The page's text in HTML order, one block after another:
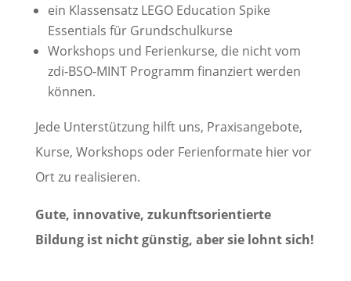
ein Klassensatz LEGO Education Spike
Essentials für Grundschulkurse
Workshops und Ferienkurse, die nicht vom
zdi-BSO-MINT Programm finanziert werden
können.
Jede Unterstützung hilft uns, Praxisangebote,
Kurse, Workshops oder Ferienformate hier vor
Ort zu realisieren.
Gute, innovative, zukunftsorientierte
Bildung ist nicht günstig, aber sie lohnt sich!